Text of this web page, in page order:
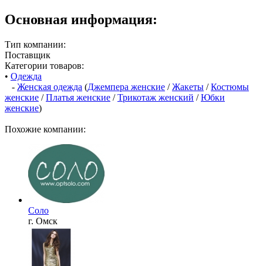
Основная информация:
Тип компании:
Поставщик
Категории товаров:
• Одежда
- Женская одежда (Джемпера женские /Жакеты /Костюмы
женские /Платья женские /Трикотаж женский /Юбки
женские)
Похожие компании:
Соло
г. Омск